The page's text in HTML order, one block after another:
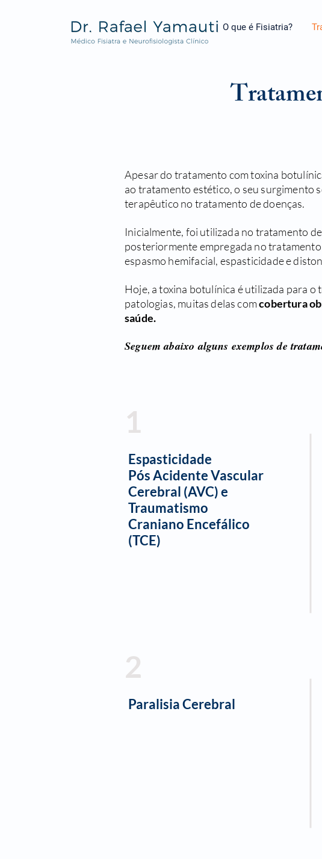
O que é Fisiatria?
Apesar do tratamento com toxina
ao tratamento estético, o seu surgimento
terapêutico no tratamento de doenças.
Inicialmente, foi utilizada no tratamento
posteriormente empregada no
espasmo hemifacial, espasticidade e
Hoje, a toxina botulínica é utilizada para o
patologias, muitas delas comcobertura
saúde.
Seguem abaixo alguns exemplos de
Espasticidade
Pós Acidente Vascular
Cerebral (AVC) e
Traumatismo
Craniano Encefálico
(TCE)
1
Paralisia Cerebral
2